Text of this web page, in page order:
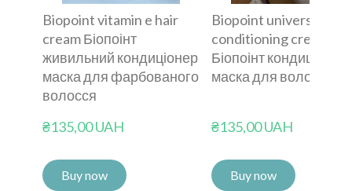
Biopoint vitamin e hair
cream Біопоінт
живильний кондиціонер
маска для фарбованого
волосся
₴135,00 UAH
Buy now
Biopoint universal
conditioning cream
Біопоінт кондиціонер
маска для волосся
₴135,00 UAH
Buy now